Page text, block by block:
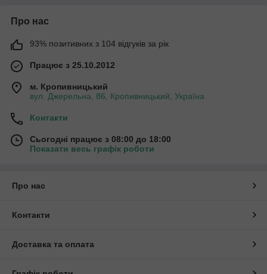
Про нас
93% позитивних з 104 відгуків за рік
Працює з 25.10.2012
м. Кропивницький
вул. Джерельна, 86, Кропивницький, Україна
Контакти
Сьогодні працює з 08:00 до 18:00
Показати весь графік роботи
Про нас
Контакти
Доставка та оплата